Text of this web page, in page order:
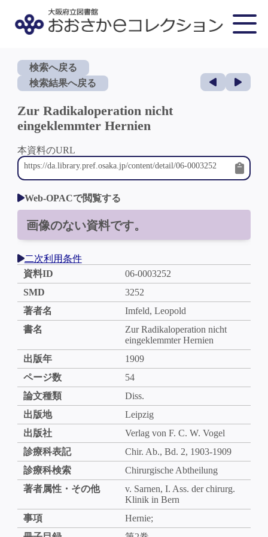
検索へ戻る
検索結果へ戻る
Zur Radikaloperation nicht
eingeklemmter Hernien
本資料のURL
Web-OPACで閲覧する
画像のない資料です。
二次利用条件
資料ID
06-0003252
SMD
3252
著者名
Imfeld, Leopold
書名
Zur Radikaloperation nicht
eingeklemmter Hernien
出版年
1909
ページ数
54
論文種類
Diss.
出版地
Leipzig
出版社
Verlag von F. C. W. Vogel
診療科表記
Chir. Ab., Bd. 2, 1903-1909
診療科検索
Chirurgische Abtheilung
著者属性・その他
v. Sarnen, I. Ass. der chirurg.
Klinik in Bern
事項
Hernie;